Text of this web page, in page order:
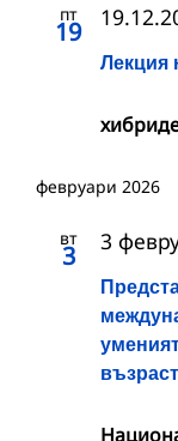
пт
19
Лекция
февруари 2026
вт
3
възраст
3